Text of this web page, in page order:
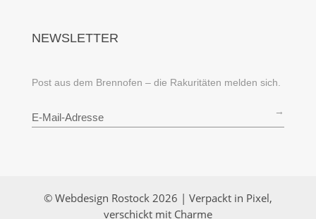
NEWSLETTER
Post aus dem Brennofen – die Rakuritäten melden sich.
→
© Webdesign Rostock 2026 | Verpackt in Pixel,
verschickt mit Charme